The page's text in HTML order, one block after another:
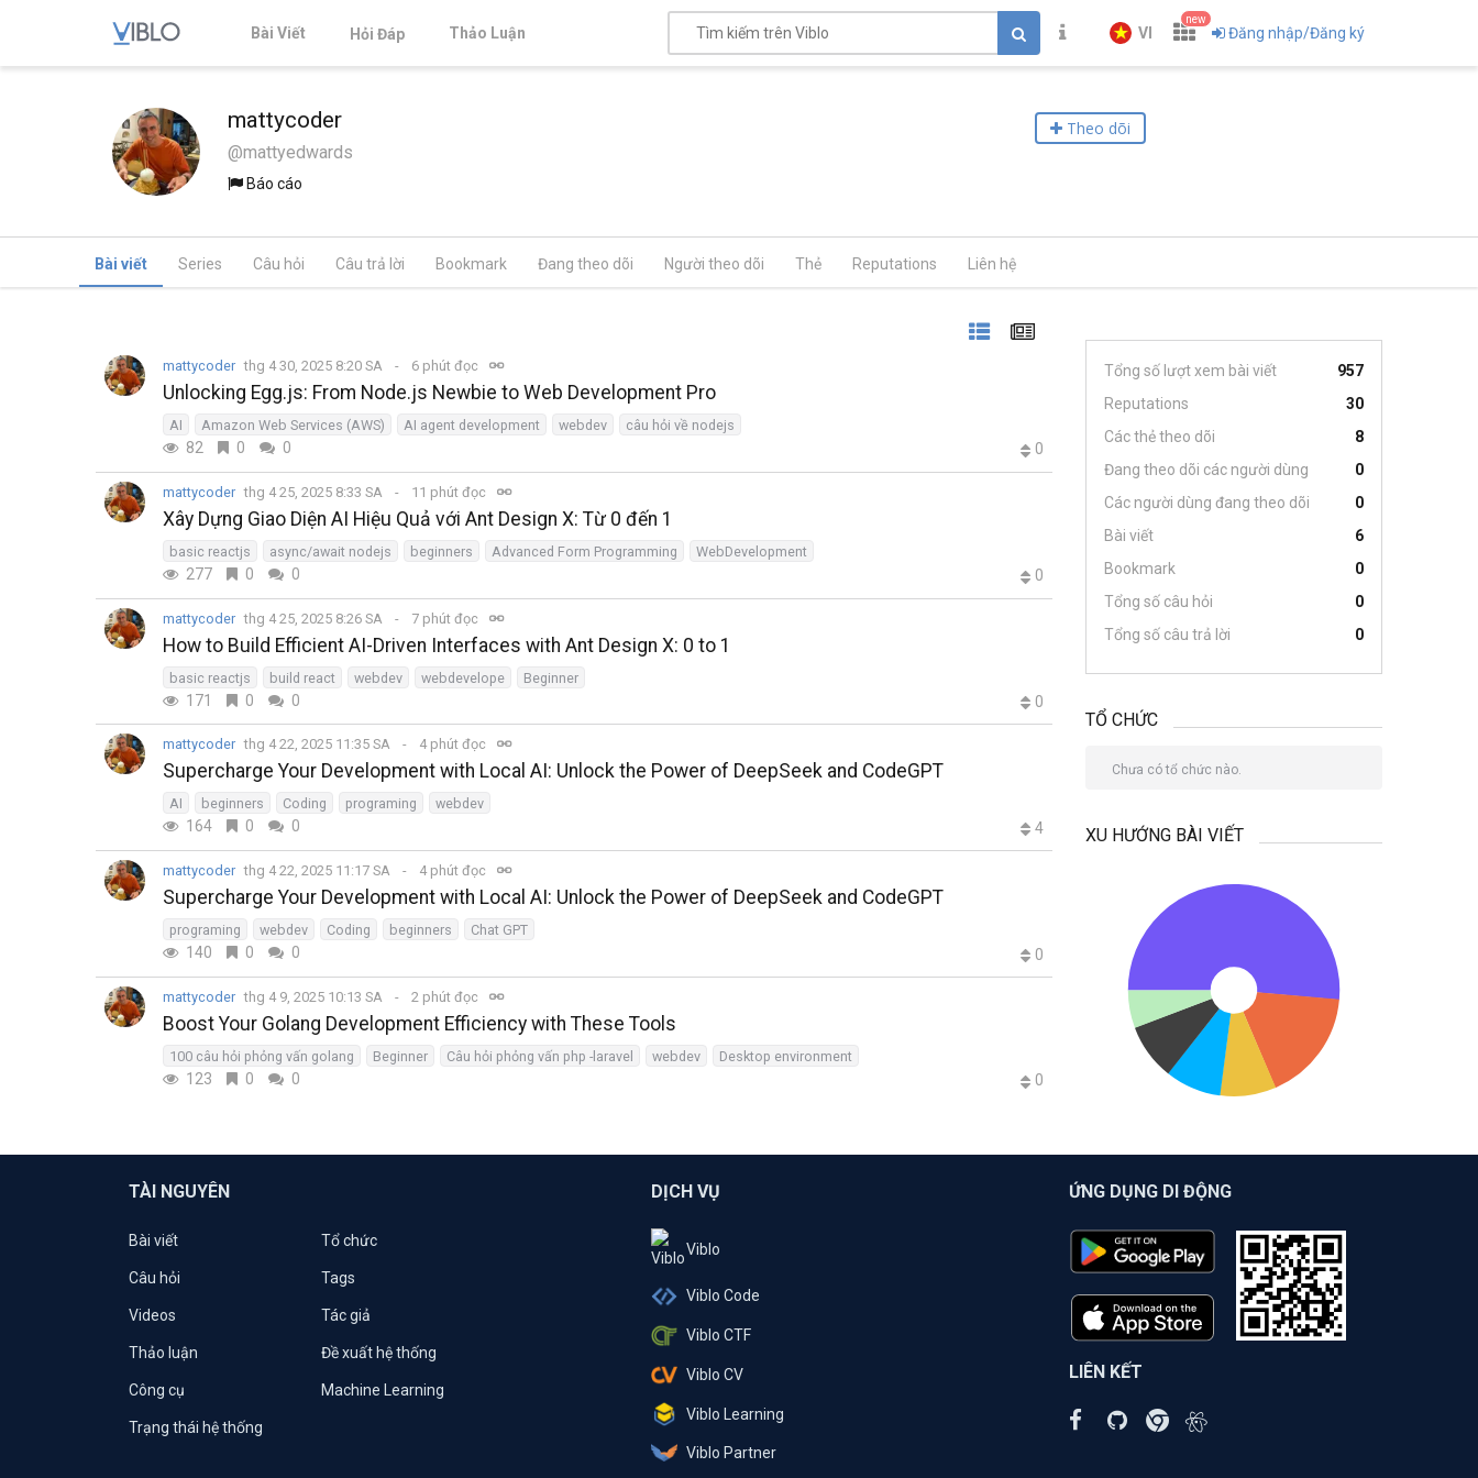
Bài Viết Hỏi Đáp Thảo Luận VI
new
Đăng nhập/Đăng ký
mattycoder
@mattyedwards
Báo cáo
Theo dõi
Bài viết Series Câu hỏi Câu trả lời Bookmark Đang theo dõi Người theo dõi Thẻ Reputations Liên hệ
mattycoder thg 4 30, 2025 8:20 SA 6 phút đọc
Unlocking Egg.js: From Node.js Newbie to Web Development Pro
AI Amazon Web Services (AWS) AI agent development webdev câu hỏi về nodejs
82 0 0 0
mattycoder thg 4 25, 2025 8:33 SA 11 phút đọc
Xây Dựng Giao Diện AI Hiệu Quả với Ant Design X: Từ 0 đến 1
basic reactjs async/await nodejs beginners Advanced Form Programming WebDevelopment
277 0 0 0
mattycoder thg 4 25, 2025 8:26 SA 7 phút đọc
How to Build Efficient AI-Driven Interfaces with Ant Design X: 0 to 1
basic reactjs build react webdev webdevelope Beginner
171 0 0 0
mattycoder thg 4 22, 2025 11:35 SA 4 phút đọc
Supercharge Your Development with Local AI: Unlock the Power of DeepSeek and CodeGPT
AI beginners Coding programing webdev
164 0 0 4
mattycoder thg 4 22, 2025 11:17 SA 4 phút đọc
Supercharge Your Development with Local AI: Unlock the Power of DeepSeek and CodeGPT
programing webdev Coding beginners Chat GPT
140 0 0 0
mattycoder thg 4 9, 2025 10:13 SA 2 phút đọc
Boost Your Golang Development Efficiency with These Tools
100 câu hỏi phỏng vấn golang Beginner Câu hỏi phỏng vấn php -laravel webdev Desktop environment
123 0 0 0
Tổng số lượt xem bài viết
957
Reputations
30
Các thẻ theo dõi
8
Đang theo dõi các người dùng
0
Các người dùng đang theo dõi
0
Bài viết
6
Bookmark
0
Tổng số câu hỏi
0
Tổng số câu trả lời
0
TỔ CHỨC
Chưa có tổ chức nào.
XU HƯỚNG BÀI VIẾT
TÀI NGUYÊN
Bài viết Tổ chức
Câu hỏi Tags
Videos Tác giả
Thảo luận Đề xuất hệ thống
Công cụ Machine Learning
Trạng thái hệ thống
DỊCH VỤ
Viblo
Viblo Code
Viblo CTF
Viblo CV
Viblo Learning
Viblo Partner
ỨNG DỤNG DI ĐỘNG
LIÊN KẾT